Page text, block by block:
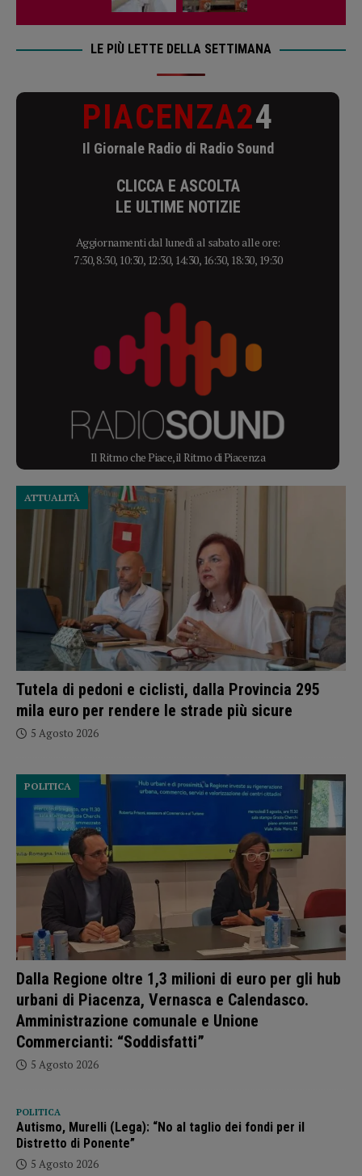
LE PIÙ LETTE DELLA SETTIMANA
PIACENZA24
Il Giornale Radio di Radio Sound
CLICCA E ASCOLTA
LE ULTIME NOTIZIE
Aggiornamenti dal lunedì al sabato alle ore:
7:30, 8:30, 10:30, 12:30, 14:30, 16:30, 18:30, 19:30
Il Ritmo che Piace, il Ritmo di Piacenza
Tutela di pedoni e ciclisti, dalla Provincia 295
mila euro per rendere le strade più sicure
ATTUALITÀ
5 Agosto 2026
Dalla Regione oltre 1,3 milioni di euro per gli hub
urbani di Piacenza, Vernasca e Calendasco.
Amministrazione comunale e Unione
Commercianti: “Soddisfatti”
POLITICA
5 Agosto 2026
POLITICA
Autismo, Murelli (Lega): “No al taglio dei fondi per il
Distretto di Ponente”
5 Agosto 2026